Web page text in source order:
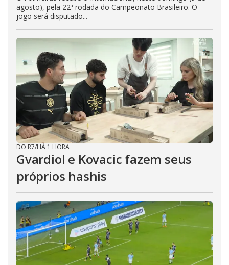
agosto), pela 22ª rodada do Campeonato Brasileiro. O
jogo será disputado...
DO R7/HÁ 1 HORA
Gvardiol e Kovacic fazem seus
próprios hashis